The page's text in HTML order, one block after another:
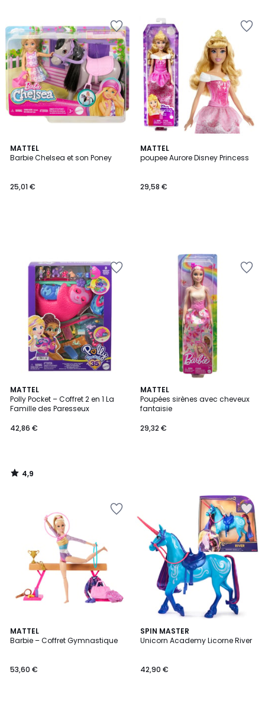
MATTEL
Barbie Chelsea et son Poney
25,01 €
MATTEL
poupee Aurore Disney Princess
29,58 €
MATTEL
Polly Pocket – Coffret 2 en 1 La
Famille des Paresseux
42,86 €
4,9
/ 5
4,9
/
MATTEL
Poupées sirènes avec cheveux
fantaisie
29,32 €
MATTEL
Barbie – Coffret Gymnastique
53,60 €
4,8
/ 5
SPIN MASTER
Unicorn Academy Licorne River
42,90 €